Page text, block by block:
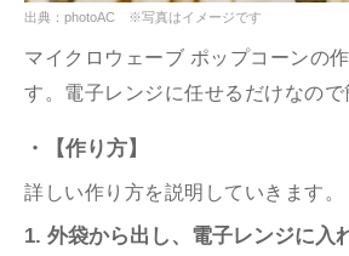
出典：photoAC ※写真はイメージです
マイクロウェーブ ポップコーンの
す。電子レンジに任せるだけなので
・【作り方】
詳しい作り方を説明していきます。
1. 外袋から出し、電子レンジに入